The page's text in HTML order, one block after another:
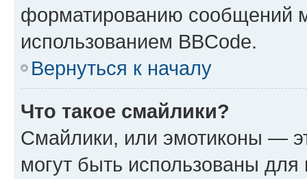
форматированию сообщений
использованием BBCode.
Вернуться к началу
Что такое смайлики?
Смайлики, или эмотиконы —
могут быть использованы